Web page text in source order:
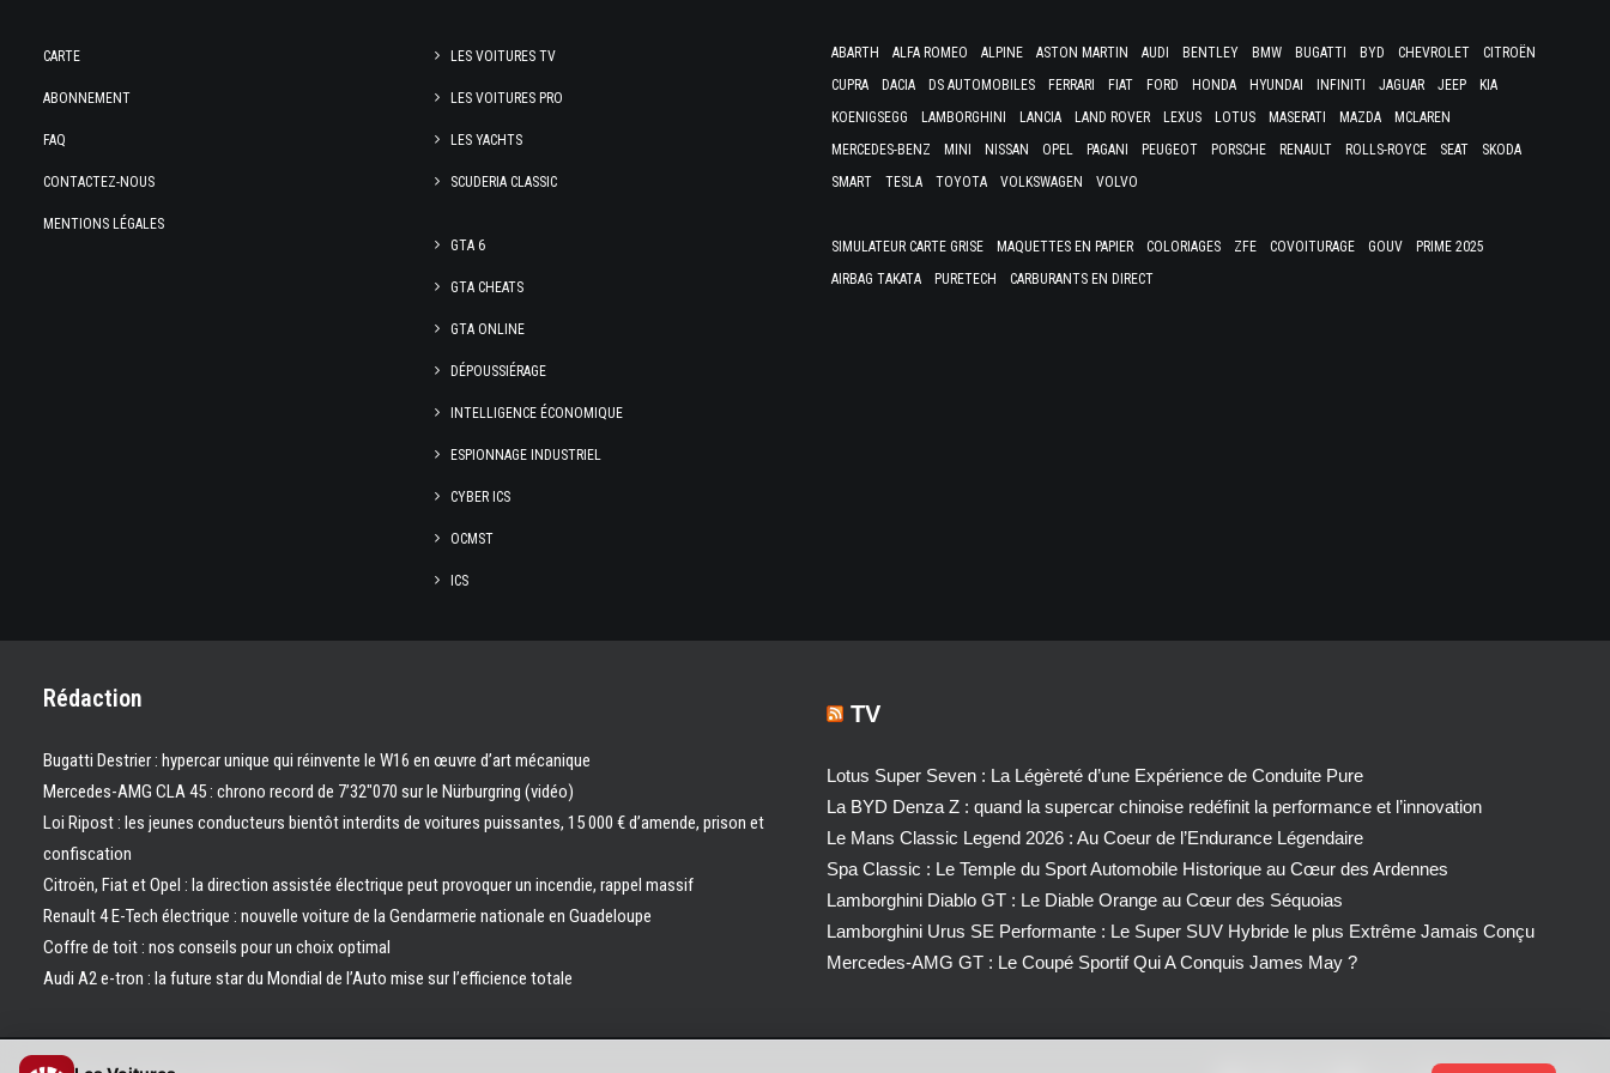
CARTE
ABONNEMENT
FAQ
CONTACTEZ-NOUS
MENTIONS LÉGALES
LES VOITURES TV
LES VOITURES PRO
LES YACHTS
SCUDERIA CLASSIC
GTA 6
GTA CHEATS
GTA ONLINE
DÉPOUSSIÉRAGE
INTELLIGENCE ÉCONOMIQUE
ESPIONNAGE INDUSTRIEL
CYBER ICS
OCMST
ICS
ABARTH ALFA ROMEO ALPINE ASTON MARTIN AUDI BENTLEY BMW BUGATTI BYD CHEVROLET
CITROËN
CUPRA
DACIA DS AUTOMOBILES FERRARI FIAT FORD HONDA HYUNDAI INFINITI JAGUAR JEEP
KIA
KOENIGSEGG
LAMBORGHINI LANCIA LAND ROVER LEXUS LOTUS MASERATI MAZDA
MCLAREN
MERCEDES-BENZ
MINI NISSAN OPEL PAGANI PEUGEOT PORSCHE RENAULT ROLLS-ROYCE SEAT
SKODA
SMART
TESLA TOYOTA VOLKSWAGEN VOLVO
SIMULATEUR CARTE GRISE MAQUETTES EN PAPIER COLORIAGES ZFE COVOITURAGE GOUV
PRIME 2025
AIRBAG TAKATA
PURETECH CARBURANTS EN DIRECT
Rédaction
Bugatti Destrier : hypercar unique qui réinvente le W16 en œuvre d’art mécanique
Mercedes-AMG CLA 45 : chrono record de 7’32″070 sur le Nürburgring (vidéo)
Loi Ripost : les jeunes conducteurs bientôt interdits de voitures puissantes, 15 000 € d’amende, prison et
confiscation
Citroën, Fiat et Opel : la direction assistée électrique peut provoquer un incendie, rappel massif
Renault 4 E-Tech électrique : nouvelle voiture de la Gendarmerie nationale en Guadeloupe
Coffre de toit : nos conseils pour un choix optimal
Audi A2 e-tron : la future star du Mondial de l’Auto mise sur l’efficience totale
TV
Lotus Super Seven : La Légèreté d’une Expérience de Conduite Pure
La BYD Denza Z : quand la supercar chinoise redéfinit la performance et l’innovation
Le Mans Classic Legend 2026 : Au Coeur de l’Endurance Légendaire
Spa Classic : Le Temple du Sport Automobile Historique au Cœur des Ardennes
Lamborghini Diablo GT : Le Diable Orange au Cœur des Séquoias
Lamborghini Urus SE Performante : Le Super SUV Hybride le plus Extrême Jamais Conçu
Mercedes-AMG GT : Le Coupé Sportif Qui A Conquis James May ?